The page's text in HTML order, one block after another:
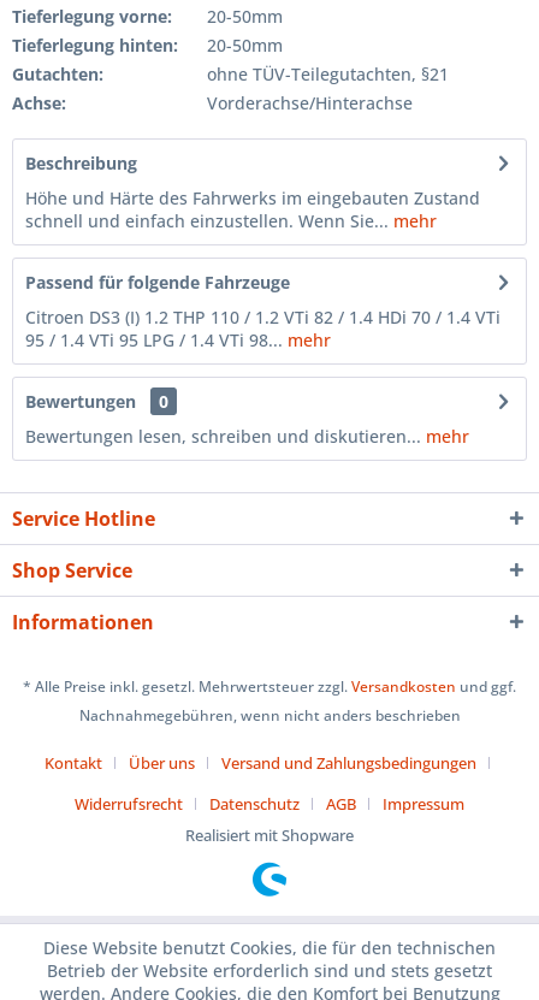
Tieferlegung vorne:
20-50mm
Tieferlegung hinten:
20-50mm
Gutachten:
ohne TÜV-Teilegutachten, §21
Achse:
Vorderachse/Hinterachse
Beschreibung
Höhe und Härte des Fahrwerks im eingebauten Zustand
schnell und einfach einzustellen. Wenn Sie... mehr
Passend für folgende Fahrzeuge
Citroen DS3 (I) 1.2 THP 110 / 1.2 VTi 82 / 1.4 HDi 70 / 1.4 VTi
95 / 1.4 VTi 95 LPG / 1.4 VTi 98... mehr
Bewertungen
0
Bewertungen lesen, schreiben und diskutieren... mehr
Service Hotline
Shop Service
Informationen
* Alle Preise inkl. gesetzl. Mehrwertsteuer zzgl.Versandkosten und ggf.
Nachnahmegebühren, wenn nicht anders beschrieben
Kontakt Über uns
Versand und Zahlungsbedingungen
Widerrufsrecht
Datenschutz AGB
Impressum
Realisiert mit Shopware
Diese Website benutzt Cookies, die für den technischen
Betrieb der Website erforderlich sind und stets gesetzt
werden. Andere Cookies, die den Komfort bei Benutzung